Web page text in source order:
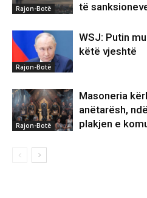
Rajon-Botë
të
Rajon-Botë
WSJ: Putin
këtë vjeshtë
Rajon-Botë
Masoneria
anëtarësh,
plakjen e